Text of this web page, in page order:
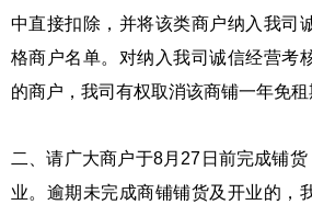
中直接扣除，并将该类商户纳入我司
格商户名单。对纳入我司诚信经营考
的商户，我司有权取消该商铺一年免租
二、请广大商户于8月27日前完成铺
业。逾期未完成商铺铺货及开业的，